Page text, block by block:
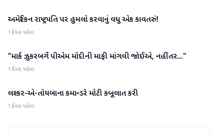
આંતરરાષ્ટ્રીય
અમેરિકન રાષ્ટ્રપતિ પર હુમલો કરવાનું વધુ એક કાવતરું!
1 દિવસ પહેલા
આંતરરાષ્ટ્રીય
"માર્ક ઝુકરબર્ગે પીએમ મોદીની માફી માંગવી જોઈએ, નહીંતર..."
1 દિવસ પહેલા
આંતરરાષ્ટ્રીય
લશ્કર-એ-તોયબાના કમાન્ડરે મોટી કબૂલાત કરી
1 દિવસ પહેલા